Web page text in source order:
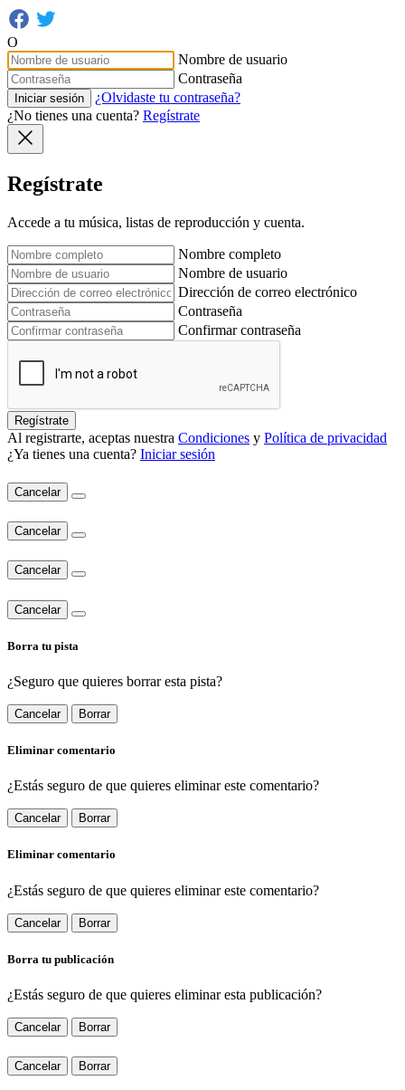
O
Nombre de usuario
Contraseña
Iniciar sesión
¿Olvidaste tu contraseña?
¿No tienes una cuenta? Regístrate
Regístrate
Accede a tu música, listas de reproducción y cuenta.
Nombre completo
Nombre de usuario
Dirección de correo electrónico
Contraseña
Confirmar contraseña
Regístrate
Al registrarte, aceptas nuestra Condiciones y Política de privacidad
¿Ya tienes una cuenta? Iniciar sesión
Cancelar
Cancelar
Cancelar
Cancelar
Borra tu pista
¿Seguro que quieres borrar esta pista?
Cancelar Borrar
Eliminar comentario
¿Estás seguro de que quieres eliminar este comentario?
Cancelar Borrar
Eliminar comentario
¿Estás seguro de que quieres eliminar este comentario?
Cancelar Borrar
Borra tu publicación
¿Estás seguro de que quieres eliminar esta publicación?
Cancelar Borrar
Cancelar Borrar